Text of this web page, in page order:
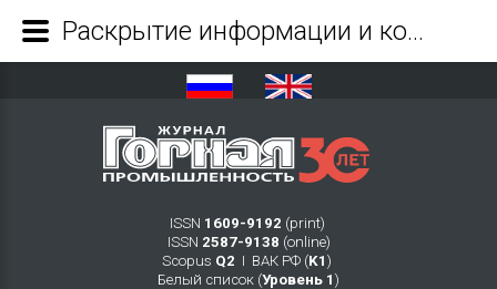
ISSN 1609-9192 (print)
ISSN 2587-9138 (online)
Scopus Q2 Ι ВАК РФ (K1 )
Белый список (Уровень 1 )
Раскрытие информации и конфликт интересов - Журнал Горная промышленность